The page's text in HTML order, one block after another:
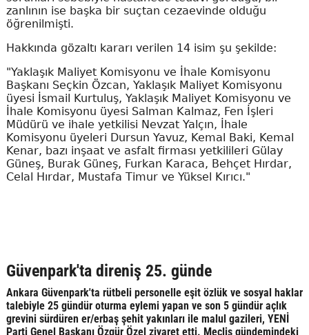
zanlının ise başka bir suçtan cezaevinde olduğu
öğrenilmişti.
Hakkında gözaltı kararı verilen 14 isim şu şekilde:
"Yaklaşık Maliyet Komisyonu ve İhale Komisyonu
Başkanı Seçkin Özcan, Yaklaşık Maliyet Komisyonu
üyesi İsmail Kurtuluş, Yaklaşık Maliyet Komisyonu ve
İhale Komisyonu üyesi Salman Kalmaz, Fen İşleri
Müdürü ve ihale yetkilisi Nevzat Yalçın, İhale
Komisyonu üyeleri Dursun Yavuz, Kemal Baki, Kemal
Kenar, bazı inşaat ve asfalt firması yetkilileri Gülay
Güneş, Burak Güneş, Furkan Karaca, Behçet Hırdar,
Celal Hırdar, Mustafa Timur ve Yüksel Kırıcı."
Güvenpark'ta direniş 25. günde
Ankara Güvenpark'ta rütbeli personelle eşit özlük ve sosyal haklar
talebiyle 25 gündür oturma eylemi yapan ve son 5 gündür açlık
grevini sürdüren er/erbaş şehit yakınları ile malul gazileri, YENİ
Parti Genel Başkanı Özgür Özel ziyaret etti. Meclis gündemindeki